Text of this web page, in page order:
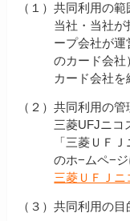
（１）共同利用の範
当社・当社
ープ会社が
のカード会社
カード会社を
（２）共同利用の管
三菱UFJニコ
「三菱ＵＦ
のホ−ムペ−ジ
三菱ＵＦＪ
（３）共同利用の目